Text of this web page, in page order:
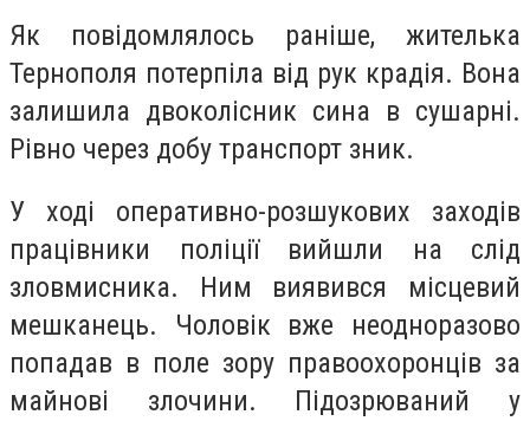
Як повідомлялось раніше, жителька
Тернополя потерпіла від рук крадія. Вона
залишила двоколісник сина в сушарні.
Рівно через добу транспорт зник.
У ході оперативно-розшукових заходів
працівники поліції вийшли на слід
зловмисника. Ним виявився місцевий
мешканець. Чоловік вже неодноразово
попадав в поле зору правоохоронців за
майнові злочини. Підозрюваний у